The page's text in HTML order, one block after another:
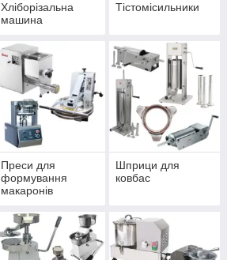
Хліборізальна
машина
Тістомісильники
Преси для
формування
макаронів
Шприци для
ковбас